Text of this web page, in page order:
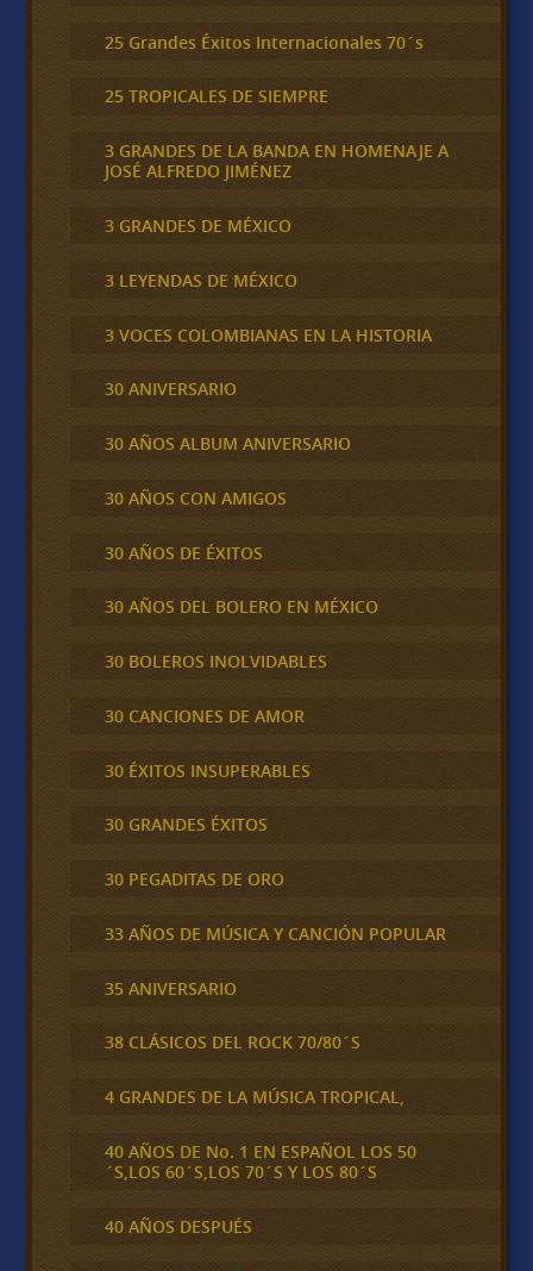
25 Grandes Éxitos Internacionales 70´s
25 TROPICALES DE SIEMPRE
3 GRANDES DE LA BANDA EN HOMENAJE A
JOSÉ ALFREDO JIMÉNEZ
3 GRANDES DE MÉXICO
3 LEYENDAS DE MÉXICO
3 VOCES COLOMBIANAS EN LA HISTORIA
30 ANIVERSARIO
30 AÑOS ALBUM ANIVERSARIO
30 AÑOS CON AMIGOS
30 AÑOS DE ÉXITOS
30 AÑOS DEL BOLERO EN MÉXICO
30 BOLEROS INOLVIDABLES
30 CANCIONES DE AMOR
30 ÉXITOS INSUPERABLES
30 GRANDES ÉXITOS
30 PEGADITAS DE ORO
33 AÑOS DE MÚSICA Y CANCIÓN POPULAR
35 ANIVERSARIO
38 CLÁSICOS DEL ROCK 70/80´S
4 GRANDES DE LA MÚSICA TROPICAL,
40 AÑOS DE No. 1 EN ESPAÑOL LOS 50
´S,LOS 60´S,LOS 70´S Y LOS 80´S
40 AÑOS DESPUÉS